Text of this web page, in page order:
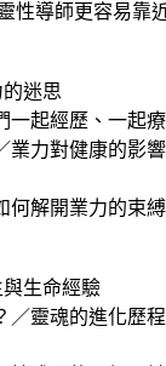
性導師更容易靠
迷思
起經歷、一起
力對健康的影
何解開業力的束
生命經驗
靈魂的進化歷